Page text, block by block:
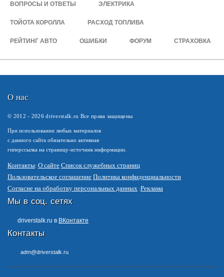
ВОПРОСЫ И ОТВЕТЫ ЭЛЕКТРИКА
ТОЙОТА КОРОЛЛА РАСХОД ТОПЛИВА
РЕЙТИНГ АВТО ОШИБКИ ФОРУМ СТРАХОВКА
О нас
© 2012 - 2026driverstalk.ru Все права защищены
При использовании любых материалов
с данного сайта обязательно активная
гиперссылка на страницу-источник информации.
Контакты О сайте Список служебных страниц
Пользовательское соглашение Политика конфиденциальности
Согласие на обработку персональных данных Реклама
Мы в соц. сетях
driverstalk.ru в ВКонтакте
Контакты
adm@driverstalk.ru